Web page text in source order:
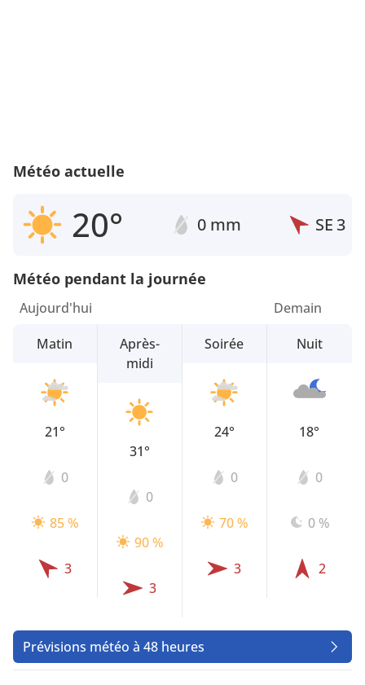
Météo actuelle
20° 0 mm SE3
Météo pendant la journée
Aujourd'hui
Matin
21°
0
85 %
3
Après-
midi
31°
0
90 %
3
Soirée
24°
0
70 %
3
Demain
Nuit
18°
0
0 %
2
Prévisions météo à 48 heures